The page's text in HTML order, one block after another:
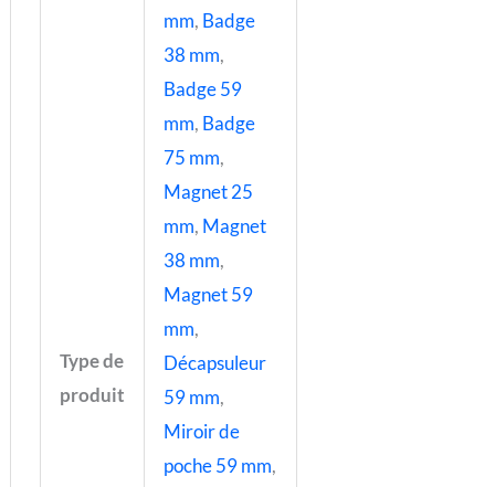
Type de
produit
mm, Badge
38 mm,
Badge 59
mm, Badge
75 mm,
Magnet 25
mm, Magnet
38 mm,
Magnet 59
mm,
Décapsuleur
59 mm,
Miroir de
poche 59 mm,